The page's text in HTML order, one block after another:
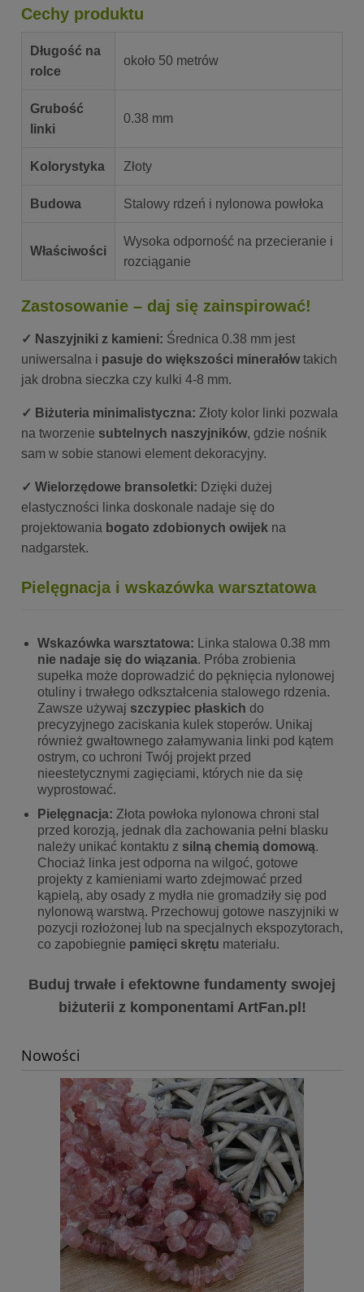
Cechy produktu
Długość na
rolce
około 50 metrów
Grubość
linki
0.38 mm
Kolorystyka Złoty
Budowa Stalowy rdzeń i nylonowa powłoka
Właściwości
Wysoka odporność na przecieranie i
rozciąganie
Zastosowanie – daj się zainspirować!
✓ Naszyjniki z kamieni: Średnica 0.38 mm jest
uniwersalna i pasuje do większości minerałówtakich
jak drobna sieczka czy kulki 4-8 mm.
✓ Biżuteria minimalistyczna: Złoty kolor linki pozwala
na tworzenie subtelnych naszyjników, gdzie nośnik
sam w sobie stanowi element dekoracyjny.
✓ Wielorzędowe bransoletki: Dzięki dużej
elastyczności linka doskonale nadaje się do
projektowania bogato zdobionych owijek na
nadgarstek.
Pielęgnacja i wskazówka warsztatowa
Wskazówka warsztatowa: Linka stalowa 0.38 mm
nie nadaje się do wiązania. Próba zrobienia
supełka może doprowadzić do pęknięcia nylonowej
otuliny i trwałego odkształcenia stalowego rdzenia.
Zawsze używaj szczypiec płaskich do
precyzyjnego zaciskania kulek stoperów. Unikaj
również gwałtownego załamywania linki pod kątem
ostrym, co uchroni Twój projekt przed
nieestetycznymi zagięciami, których nie da się
wyprostować.
Pielęgnacja: Złota powłoka nylonowa chroni stal
przed korozją, jednak dla zachowania pełni blasku
należy unikać kontaktu z silną chemią domową.
Chociaż linka jest odporna na wilgoć, gotowe
projekty z kamieniami warto zdejmować przed
kąpielą, aby osady z mydła nie gromadziły się pod
nylonową warstwą. Przechowuj gotowe naszyjniki w
pozycji rozłożonej lub na specjalnych ekspozytorach,
co zapobiegnie pamięci skrętu materiału.
Buduj trwałe i efektowne fundamenty swojej
biżuterii z komponentami ArtFan.pl!
Nowości